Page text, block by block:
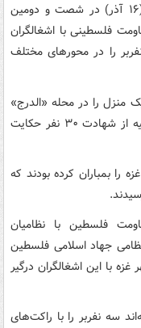
شمال و جنوب غزه امروز (۱۶ آذر) در شصت و دومین
فلسطینی‌ با اشغالگران
را در محورهای مختلف
منزل را در محله «الدرج»
واقع در شهر غزه بمباران کردند و آمارهای اولیه از شهادت ۳۰ نفر حکایت
بمباران کرده بودند که
فلسطین با نظامیان
جهاد اسلامی فلسطین
با این اشغالگران درگیر
سه نفربر را با راکت‌های